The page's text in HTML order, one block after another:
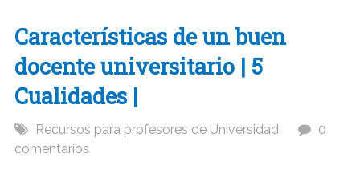
Características de un buen
docente universitario | 5
Cualidades |
Recursos para profesores de Universidad
0
comentarios